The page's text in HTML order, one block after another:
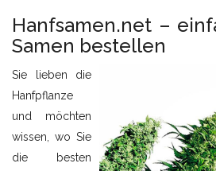
Hanfsamen.net –
Samen bestellen
Sie lieben die
Hanfpflanze
und möchten
wissen, wo Sie
die besten